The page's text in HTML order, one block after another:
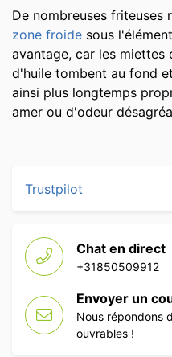
De nombreuses friteuses
zone froide sous
avantage, car les miettes
d'huile tombent au fond
ainsi plus longtemps
amer ou d'odeur
Trustpilot
Chat en direct
+31850509912
Envoyer un
Nous répondons
ouvrables !